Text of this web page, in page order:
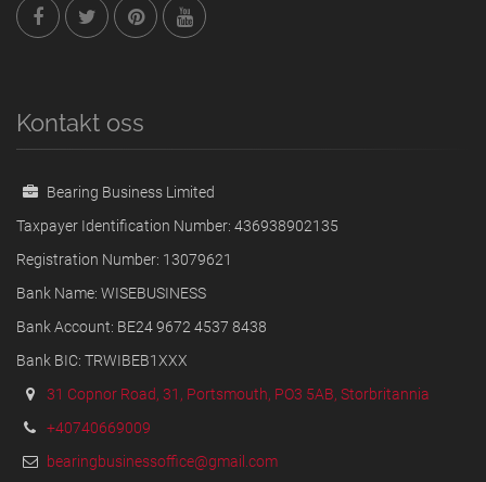
Kontakt oss
Bearing Business Limited
Taxpayer Identification Number: 436938902135
Registration Number: 13079621
Bank Name: WISEBUSINESS
Bank Account: BE24 9672 4537 8438
Bank BIC: TRWIBEB1XXX
31 Copnor Road, 31, Portsmouth, PO3 5AB, Storbritannia
+40740669009
bearingbusinessoffice@gmail.com